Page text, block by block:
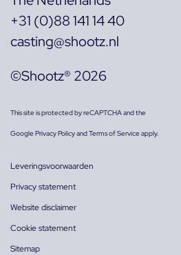
+31 (0)88 141 14 40
casting@shootz.nl
©Shootz® 2026
This site is protected by reCAPTCHA and the
GooglePrivacy PolicyandTerms of Serviceapply.
Leveringsvoorwaarden
Privacy statement
Website disclaimer
Cookie statement
Sitemap